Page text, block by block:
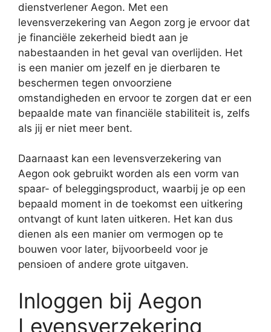
dienstverlener Aegon. Met een
levensverzekering van Aegon zorg je ervoor dat
je financiële zekerheid biedt aan je
nabestaanden in het geval van overlijden. Het
is een manier om jezelf en je dierbaren te
beschermen tegen onvoorziene
omstandigheden en ervoor te zorgen dat er een
bepaalde mate van financiële stabiliteit is, zelfs
als jij er niet meer bent.
Daarnaast kan een levensverzekering van
Aegon ook gebruikt worden als een vorm van
spaar- of beleggingsproduct, waarbij je op een
bepaald moment in de toekomst een uitkering
ontvangt of kunt laten uitkeren. Het kan dus
dienen als een manier om vermogen op te
bouwen voor later, bijvoorbeeld voor je
pensioen of andere grote uitgaven.
Inloggen bij Aegon
Levensverzekering